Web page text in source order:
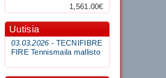
1,561.00€
Uutisia
03.03.2026 - TECNIFIBRE
FIRE Tennismaila mallisto